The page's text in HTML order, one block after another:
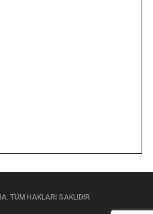
TÜM HAKLARI SAKLIDIR.